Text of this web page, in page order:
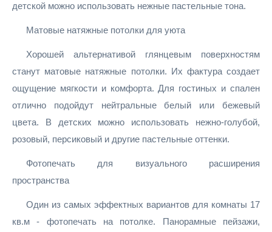
детской можно использовать нежные пастельные тона.
Матовые натяжные потолки для уюта
Хорошей альтернативой глянцевым поверхностям
станут матовые натяжные потолки. Их фактура создает
ощущение мягкости и комфорта. Для гостиных и спален
отлично подойдут нейтральные белый или бежевый
цвета. В детских можно использовать нежно-голубой,
розовый, персиковый и другие пастельные оттенки.
Фотопечать для визуального расширения
пространства
Один из самых эффектных вариантов для комнаты 17
кв.м - фотопечать на потолке. Панорамные пейзажи,